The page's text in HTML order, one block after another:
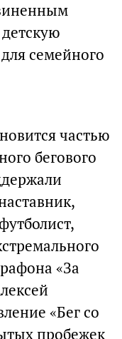
семейного
частью
бегового
«За
«Бег со
пробежек